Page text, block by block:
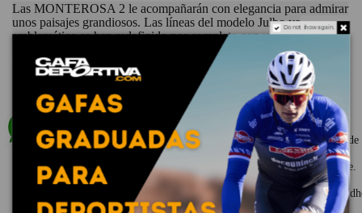
Las MONTEROSA 2 le acompañarán con elegancia para admirar
unos paisajes grandiosos. Las líneas del modelo Julbo ya
emblemático se han redefinido por completo con un estilo más
moderno que acentúa su deportividad y su dinamismo. En cuanto
a confort, cuentan con las nuevas varillas Grip Tech y un puente
antideslizante que las convierten en una referencia para la
montaña. Y puedes confiar en todo momento en la protección que
proporciona su diseño y los protectores extraíbles para descubrir
nuevos horizontes a gran altitud.
Varillas Curvadas: Perfil ergonómico para una buena sujeción de
Grip Nose : Inserción flexible antigolpes que se adhiere al puente.
Varillas Grip Tech : Material soft exclusivo en las varillas,
Do not show again.